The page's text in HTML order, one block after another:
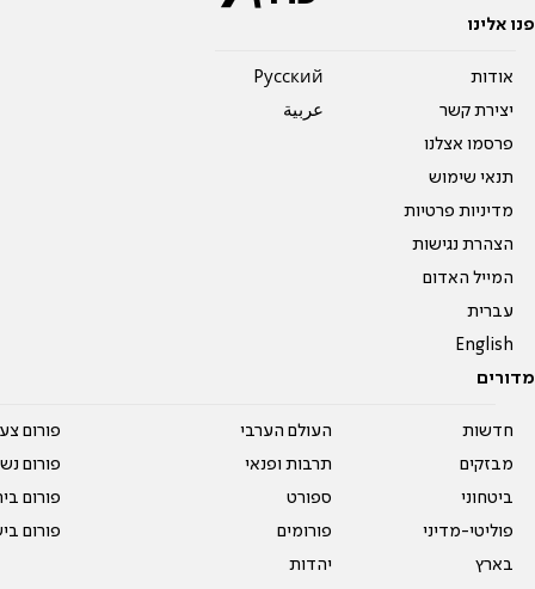
פנו אלינו
אודות
יצירת קשר
פרסמו אצלנו
תנאי שימוש
מדיניות פרטיות
הצהרת נגישות
המייל האדום
עברית
English
Pусский
عربية
מדורים
חדשות
מבזקים
ביטחוני
פוליטי-מדיני
בארץ
העולם הערבי
תרבות ופנאי
ספורט
פורומים
יהדות
פורום
פורום
פורום
פורום